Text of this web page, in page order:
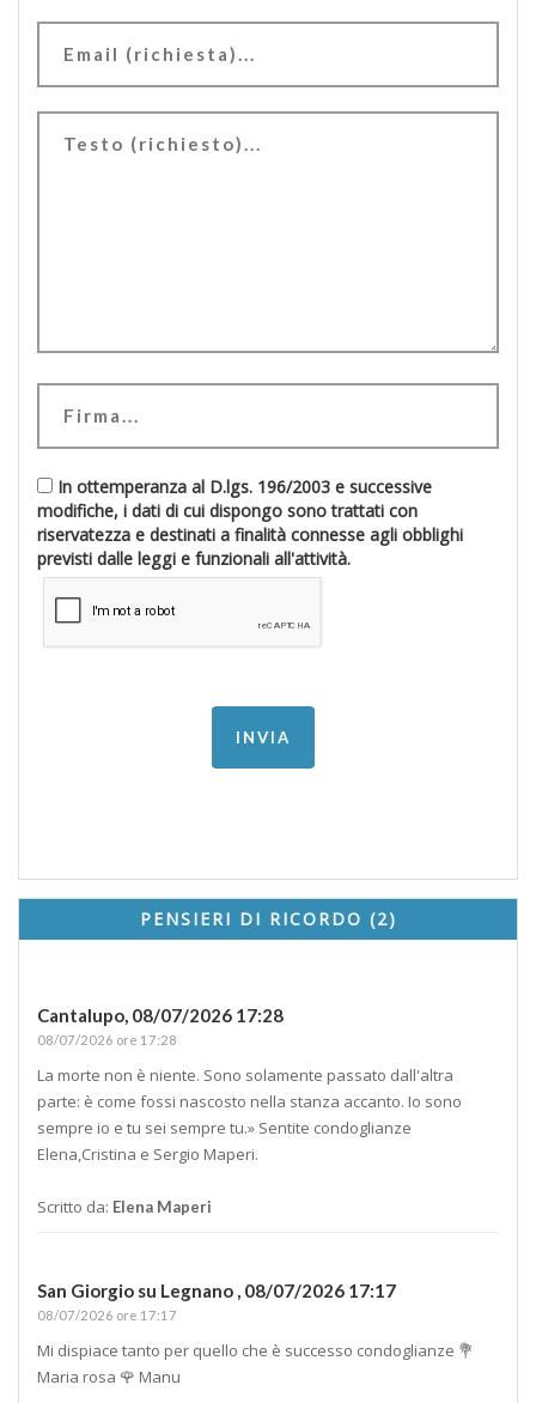
In ottemperanza al D.lgs. 196/2003 e successive
modifiche, i dati di cui dispongo sono trattati con
riservatezza e destinati a finalità connesse agli obblighi
previsti dalle leggi e funzionali all'attività.
PENSIERI DI RICORDO (2)
Cantalupo, 08/07/2026 17:28
08/07/2026 ore 17:28
La morte non è niente. Sono solamente passato dall'altra
parte: è come fossi nascosto nella stanza accanto. Io sono
sempre io e tu sei sempre tu.» Sentite condoglianze
Elena,Cristina e Sergio Maperi.
Scritto da: Elena Maperi
San Giorgio su Legnano , 08/07/2026 17:17
08/07/2026 ore 17:17
Mi dispiace tanto per quello che è successo condoglianze 💐
Maria rosa 🌹 Manu